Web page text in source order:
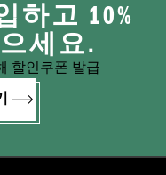
하고 10%
세요.
할인쿠폰 발급